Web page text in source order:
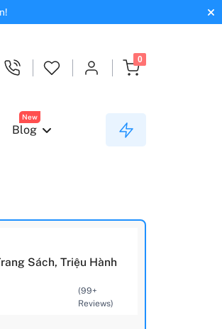
0
New
Blog
Sách, Triệu Hành
(99+
Reviews)